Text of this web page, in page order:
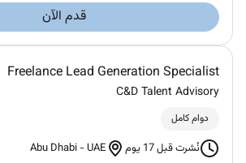
قدم الآن
Freelance Lead Generation Specialist
C&D Talent Advisory
دوام كامل
نُشرت قبل 17 يوم Abu Dhabi -UAE